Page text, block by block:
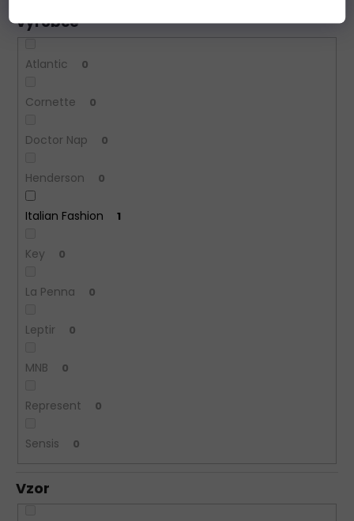
Výrobce
Atlantic 0
Cornette 0
Doctor Nap 0
Henderson 0
Italian Fashion 1
Key 0
La Penna 0
Leptir 0
MNB 0
Represent 0
Sensis 0
Vzor